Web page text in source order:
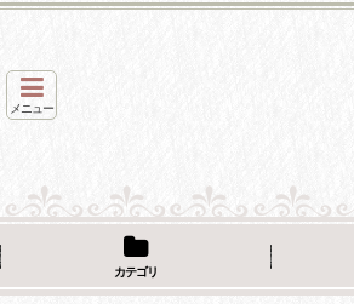
メニュー
カテゴリ